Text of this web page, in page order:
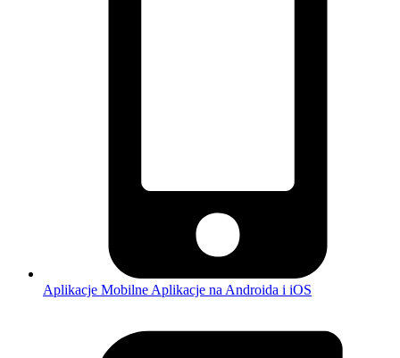
Aplikacje Mobilne Aplikacje na Androida i iOS